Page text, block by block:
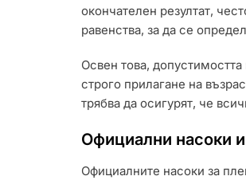
окончателен резултат,
равенства, за да се
Освен това,
строго прилагане на
трябва да осигурят, че
Официални насоки
Официалните насоки за